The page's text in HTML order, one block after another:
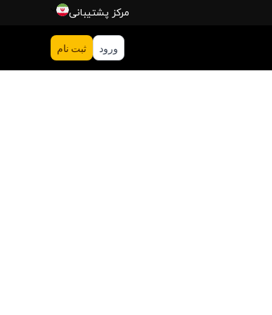
مركز پشتیبانی
ورود ثبت‌ نام